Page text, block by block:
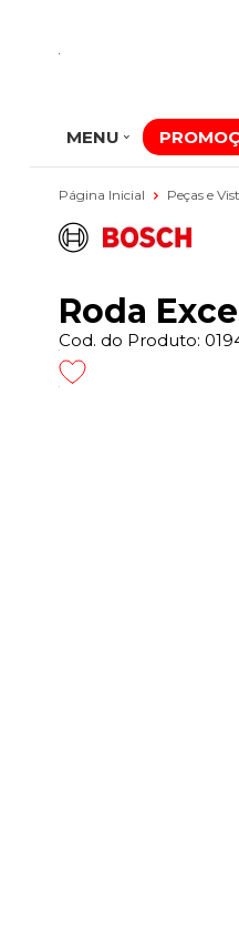
MENU
Página Inicial Peças e
Roda
Cod. do Produto: